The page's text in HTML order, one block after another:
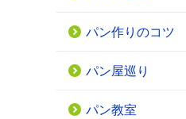
パン作りのコツ
パン屋巡り
パン教室